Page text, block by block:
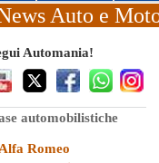
Auto e
Automania!
automobilistiche
Alfa Romeo